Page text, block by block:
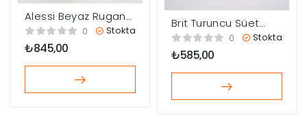
Alessi Beyaz Rugan
Topuklu Ayakkabı
0 Stokta
₺845,00
Brit Turuncu Süet
Booite
0 Stokta
₺585,00